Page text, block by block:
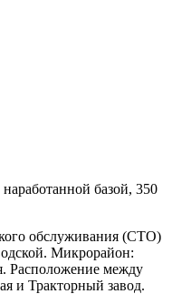
базой, 350
обслуживания (СТО)
Микрорайон:
Расположение между
и Тракторный завод.